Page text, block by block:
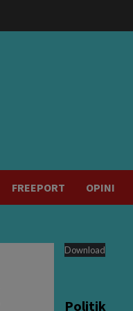
FREEPORT OPINI
Download
Politik